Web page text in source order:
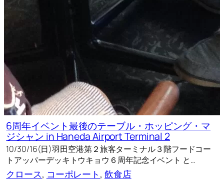
6周年イベント最後のテーブル・ホッピング・マ
ジシャン in Haneda Airport Terminal 2
10/30/16(日)羽田空港第２旅客ターミナル３階フードコー
トアッパーデッキトウキョウ６周年記念イベント と…
クロース, コーポレート, 飲食店